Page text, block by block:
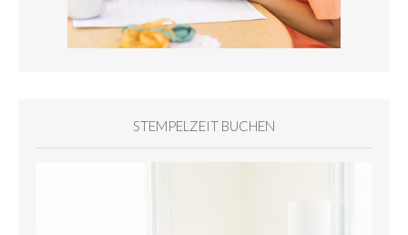
STEMPELZEIT BUCHEN